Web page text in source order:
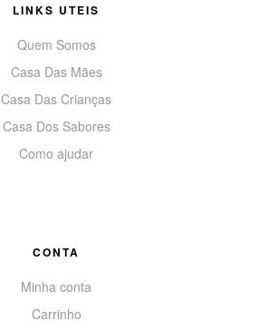
LINKS UTEIS
Quem Somos
Casa Das Mães
Casa Das Crianças
Casa Dos Sabores
Como ajudar
CONTA
Minha conta
Carrinho